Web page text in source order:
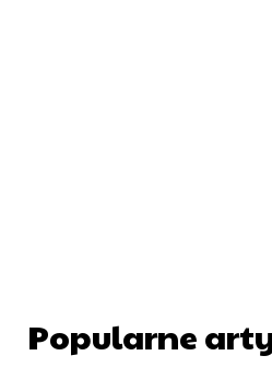
Popularne